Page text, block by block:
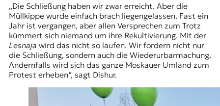
„Die Schließung haben wir zwar erreicht. Aber die
Müllkippe wurde einfach brach liegengelassen. Fast ein
Jahr ist vergangen, aber allen Versprechen zum Trotz
kümmert sich niemand um ihre Rekultivierung. Mit der
Lesnaja wird das nicht so laufen. Wir fordern nicht nur
die Schließung, sondern auch die Wiederurbarmachung.
Andernfalls wird sich das ganze Moskauer Umland zum
Protest erheben“, sagt Dishur.